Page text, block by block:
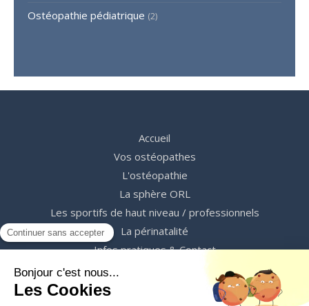
Ostéopathie pédiatrique (2)
Accueil
Vos ostéopathes
L'ostéopathie
La sphère ORL
Les sportifs de haut niveau / professionnels
La périnatalité
Infos pratiques & Contact
©2023 C&C Ostéopathes - Ostéopathes Lyon